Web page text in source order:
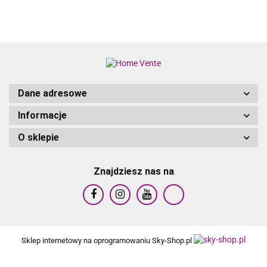
Dane adresowe
Informacje
O sklepie
Znajdziesz nas na
Sklep internetowy na oprogramowaniu Sky-Shop.pl